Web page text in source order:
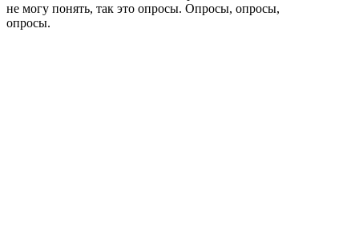
не могу понять, так это опросы. Опросы, опросы,
опросы.